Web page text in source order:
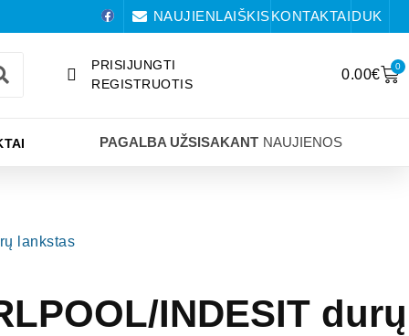
NAUJIENLAIŠKISKONTAKTAIDUK
PRISIJUNGTI
REGISTRUOTIS
0.00€
0
PAGALBA UŽSISAKANT NAUJIENOS
lankstas
INDESIT durų